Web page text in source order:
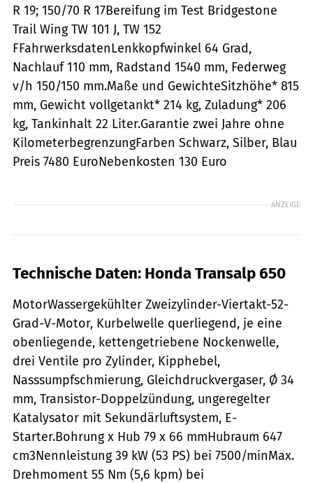
R 19; 150/70 R 17Bereifung im Test Bridgestone
Trail Wing TW 101 J, TW 152
FFahrwerksdatenLenkkopfwinkel 64 Grad,
Nachlauf 110 mm, Radstand 1540 mm, Federweg
v/h 150/150 mm.Maße und GewichteSitzhöhe* 815
mm, Gewicht vollgetankt* 214 kg, Zuladung* 206
kg, Tankinhalt 22 Liter.Garantie zwei Jahre ohne
KilometerbegrenzungFarben Schwarz, Silber, Blau
Preis 7480 EuroNebenkosten 130 Euro
ANZEIGE
Technische Daten: Honda Transalp 650
MotorWassergekühlter Zweizylinder-Viertakt-52-
Grad-V-Motor, Kurbelwelle querliegend, je eine
obenliegende, kettengetriebene Nockenwelle,
drei Ventile pro Zylinder, Kipphebel,
Nasssumpfschmierung, Gleichdruckvergaser, Ø 34
mm, Transistor-Doppelzündung, ungeregelter
Katalysator mit Sekundärluftsystem, E-
Starter.Bohrung x Hub 79 x 66 mmHubraum 647
cm3Nennleistung 39 kW (53 PS) bei 7500/minMax.
Drehmoment 55 Nm (5,6 kpm) bei